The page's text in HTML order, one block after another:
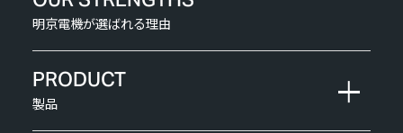
明京電機が選ばれる理由
PRODUCT
製品